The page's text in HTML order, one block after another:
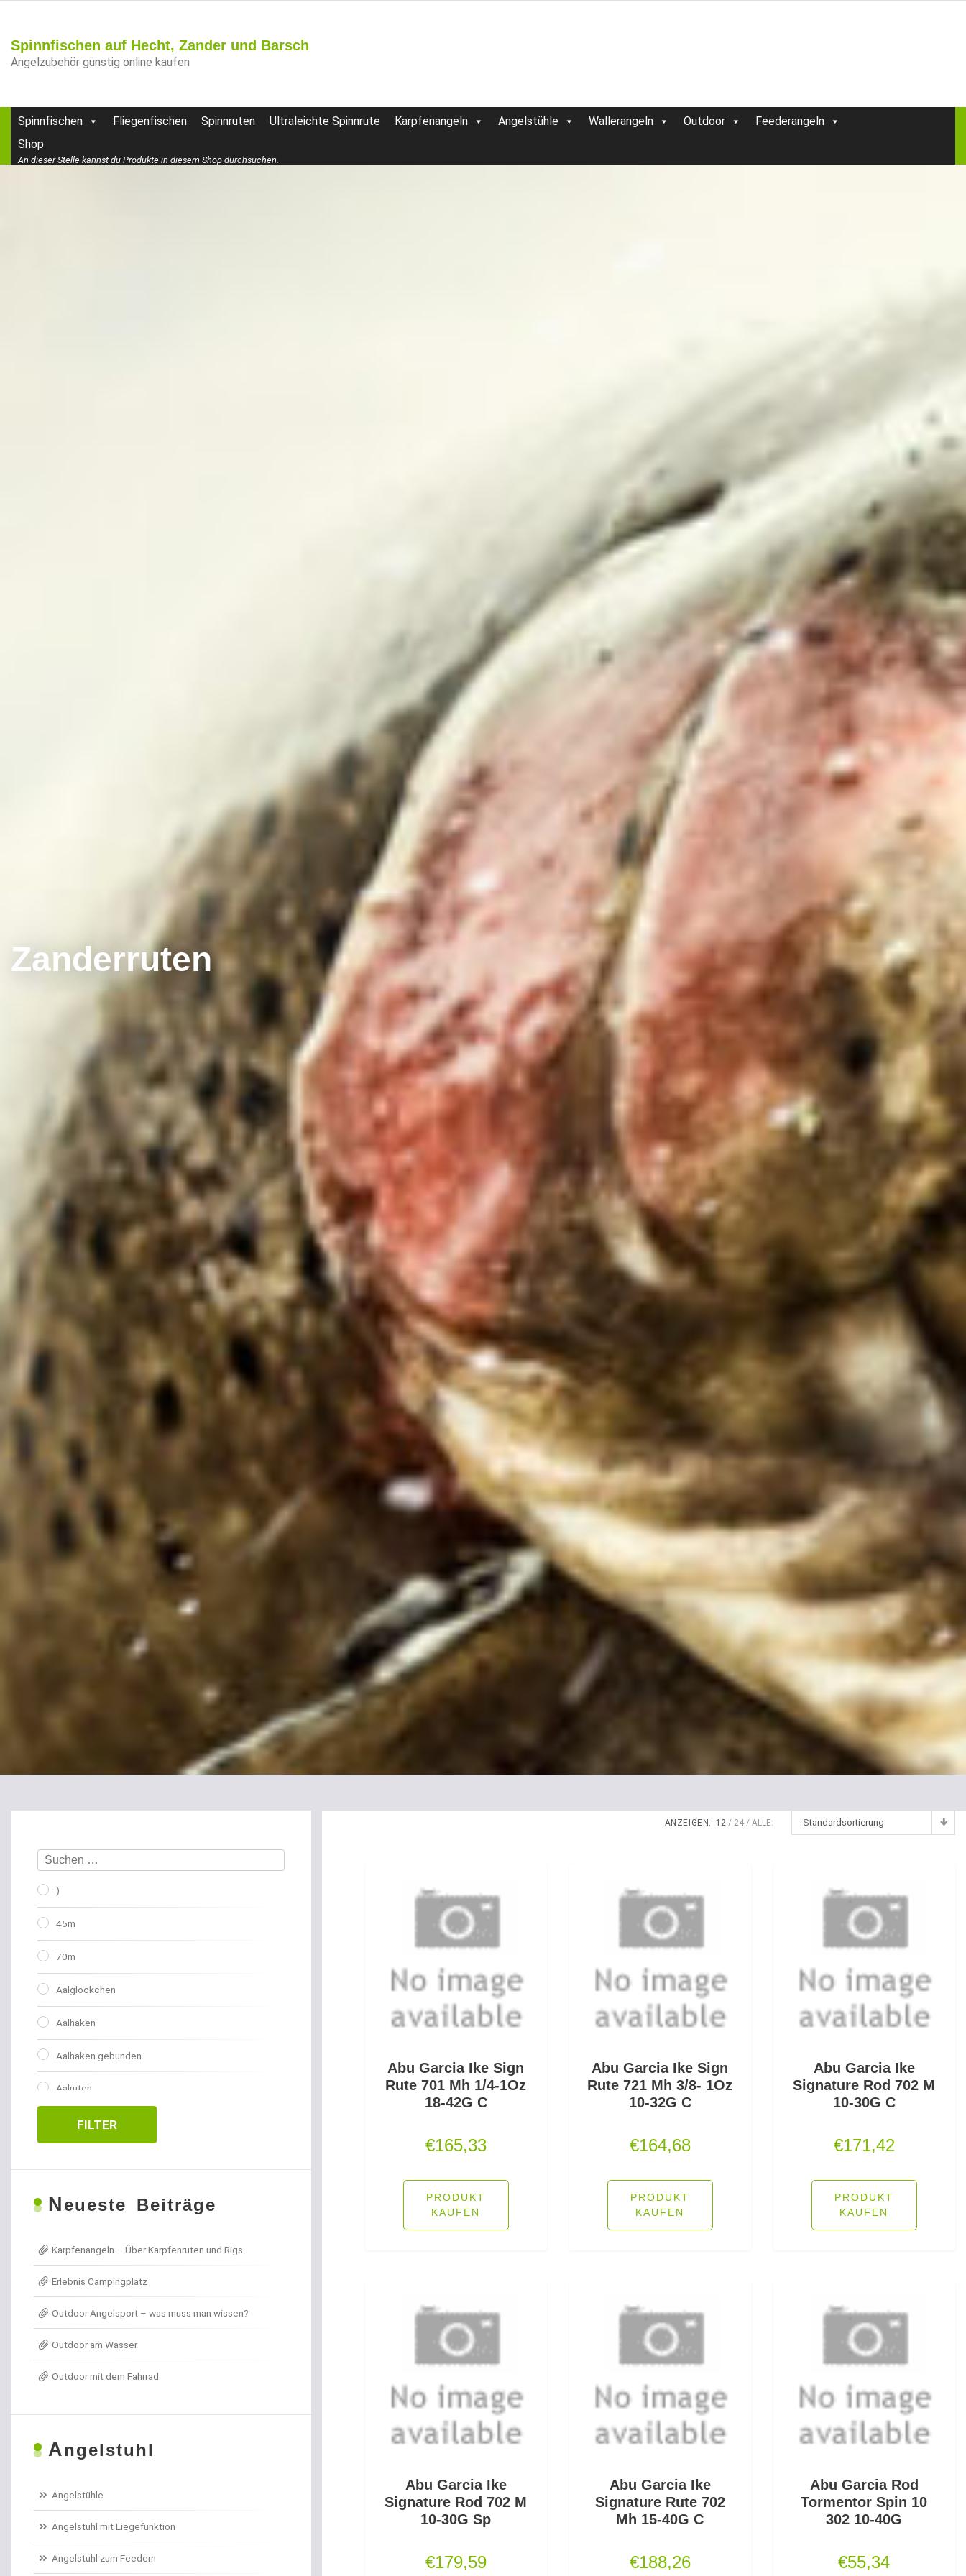
Spinnfischen auf Hecht, Zander und Barsch
Angelzubehör günstig online kaufen
Spinnfischen Fliegenfischen Spinnruten Ultraleichte Spinnrute Karpfenangeln Angelstühle Wallerangeln Outdoor
Feederangeln
Shop
An dieser Stelle kannst du Produkte in diesem Shop durchsuchen.
Zanderruten
Standardsortierung
ANZEIGEN: 12 24 ALLE:
Abu Garcia Ike Sign
Rute 701 Mh 1/4-1Oz
18-42G C
€165,33
PRODUKT
KAUFEN
Abu Garcia Ike Sign
Rute 721 Mh 3/8- 1Oz
10-32G C
€164,68
PRODUKT
KAUFEN
Abu Garcia Ike
Signature Rod 702 M
10-30G C
€171,42
PRODUKT
KAUFEN
Abu Garcia Ike
Signature Rod 702 M
10-30G Sp
€179,59
Abu Garcia Ike
Signature Rute 702
Mh 15-40G C
€188,26
Abu Garcia Rod
Tormentor Spin 10
302 10-40G
€55,34
)
45m
70m
Aalglöckchen
Aalhaken
Aalhaken gebunden
Aalruten
Abhakmatten
Angel- / Jagd- & Outdoormesser
Angelkoffer
Angelrollen für das Forellenangeln
Angelschnur Dorsch
Angelschnur Feedern
FILTER
Neueste Beiträge
Karpfenangeln – Über Karpfenruten und Rigs
Erlebnis Campingplatz
Outdoor Angelsport – was muss man wissen?
Outdoor am Wasser
Outdoor mit dem Fahrrad
Angelstuhl
Angelstühle
Angelstuhl mit Liegefunktion
Angelstuhl zum Feedern